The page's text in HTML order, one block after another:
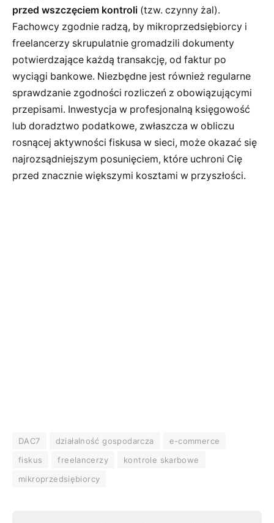
przed wszczęciem kontroli (tzw. czynny żal).
Fachowcy zgodnie radzą, by mikroprzedsiębiorcy i
freelancerzy skrupulatnie gromadzili dokumenty
potwierdzające każdą transakcję, od faktur po
wyciągi bankowe. Niezbędne jest również regularne
sprawdzanie zgodności rozliczeń z obowiązującymi
przepisami. Inwestycja w profesjonalną księgowość
lub doradztwo podatkowe, zwłaszcza w obliczu
rosnącej aktywności fiskusa w sieci, może okazać się
najrozsądniejszym posunięciem, które uchroni Cię
przed znacznie większymi kosztami w przyszłości.
DAC7 działalność gospodarcza
e-commerce
fiskus
freelancerzy
kontrole skarbowe
mikroprzedsiębiorcy